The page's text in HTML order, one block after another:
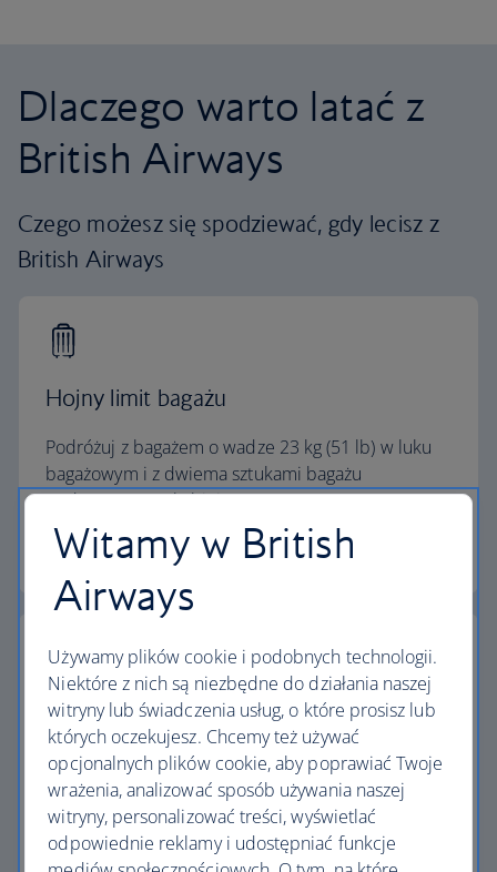
Dlaczego warto latać z
British Airways
Czego możesz się spodziewać, gdy lecisz z
British Airways
Hojny limit bagażu
Podróżuj z bagażem o wadze 23 kg (51 lb) w luku
bagażowym i z dwiema sztukami bagażu
podręcznego w kabinie.
Kalkulator limitu bagażu
Najwyższe standardy
Loty z British Airways to coś więcej niż podróż z
jednego miejsca do drugiego.
Odkryj udogodnienia
Witamy w British
Airways
Używamy plików cookie i podobnych technologii.
Niektóre z nich są niezbędne do działania naszej
witryny lub świadczenia usług, o które prosisz lub
których oczekujesz. Chcemy też używać
opcjonalnych plików cookie, aby poprawiać Twoje
wrażenia, analizować sposób używania naszej
witryny, personalizować treści, wyświetlać
odpowiednie reklamy i udostępniać funkcje